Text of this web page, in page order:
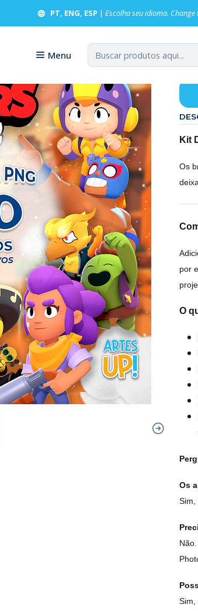
Menu
PT, ENG, ESP | Escolha seu idioma.
Kit
Os
por
O
Os
Sim,
Sim,